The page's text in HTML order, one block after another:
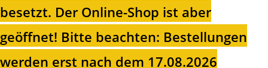
besetzt. Der Online-Shop ist aber
geöffnet! Bitte beachten: Bestellungen
werden erst nach dem 17.08.2026